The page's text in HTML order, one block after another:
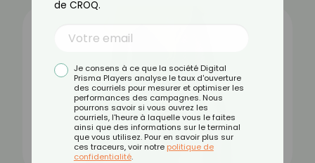
de CROQ.
Je consens à ce que la société Digital
Prisma Players analyse le taux d'ouverture
des courriels pour mesurer et optimiser les
performances des campagnes. Nous
pourrons savoir si vous ouvrez les
courriels, l'heure à laquelle vous le faites
ainsi que des informations sur le terminal
que vous utilisez. Pour en savoir plus sur
ces traceurs, voir notre politique de
confidentialité.